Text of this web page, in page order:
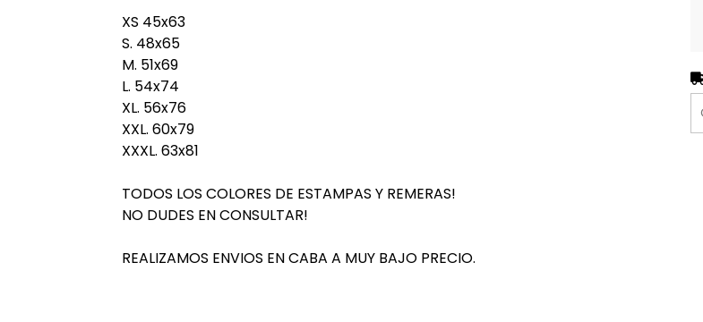
XS 45x63
S. 48x65
M. 51x69
L. 54x74
XL. 56x76
XXL. 60x79
XXXL. 63x81
TODOS LOS COLORES DE ESTAMPAS Y REMERAS!
NO DUDES EN CONSULTAR!
REALIZAMOS ENVIOS EN CABA A MUY BAJO PRECIO.